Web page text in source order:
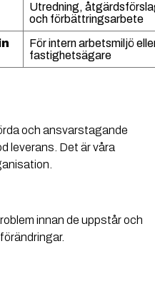
Utredning,
och förbättringsarbete
För intern arbetsmiljö
fastighetsägare
och ansvarstagande
leverans. Det är våra
innan de uppstår och